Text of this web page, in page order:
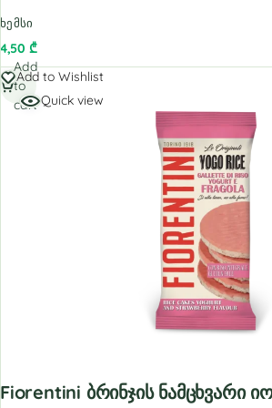
ხემსი
4,50 ₾
Add to Wishlist
Quick view
Fiorentini Ბრინჯის Ნამცხვარი
Add
to
cart